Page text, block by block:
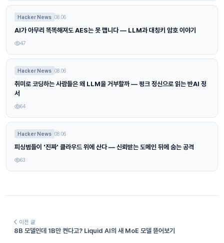
Hacker News 08.06
AI가 아무리 똑똑해져도 AES는 못 깹니다 — LLM과 대칭키 암호 이야기
47
Hacker News 08.06
취미로 코딩하는 사람들은 왜 LLM을 거부할까 — 펑크 정신으로 읽는 반AI 정
서
64
Hacker News 08.06
피싱범들이 '진짜' 클라우드 위에 산다 — 신뢰받는 도메인 뒤에 숨는 공격
63
이전 글
8B 모델인데 1B만 켠다고? Liquid AI의 새 MoE 모델 뜯어보기